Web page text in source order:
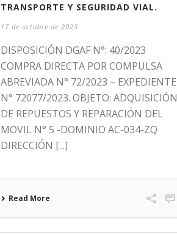
TRANSPORTE Y SEGURIDAD VIAL.
17 de octubre de 2023
DISPOSICIÓN DGAF N°: 40/2023
COMPRA DIRECTA POR COMPULSA
ABREVIADA N° 72/2023 – EXPEDIENTE
N° 72077/2023. OBJETO: ADQUISICIÓN
DE REPUESTOS Y REPARACIÓN DEL
MOVIL N° 5 -DOMINIO AC-034-ZQ
DIRECCIÓN [...]
Read More